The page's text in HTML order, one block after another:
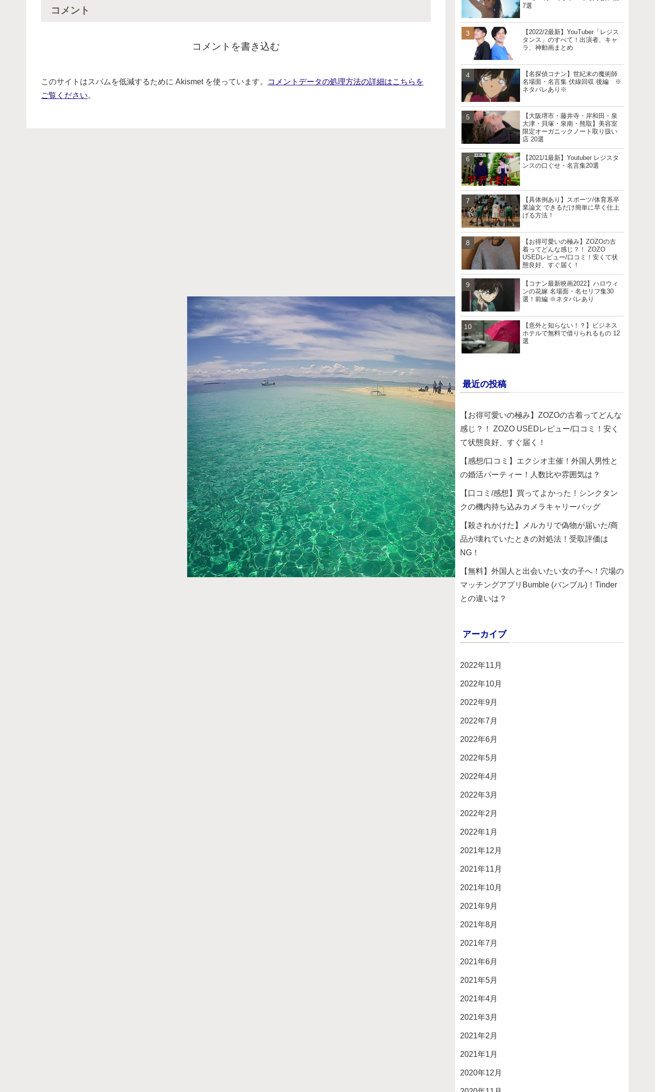
コメント
コメントを書き込む
このサイトはスパムを低減するために Akismet を使っています。
コメントデータの処理方法の詳細はこちらを
ご覧ください。
7選
【2022/2最新】YouTuber「レジス
タンス」のすべて！出演者、キャ
ラ、神動画まとめ
【名探偵コナン】世紀末の魔術師
名場面・名言集 伏線回収 後編 ※
ネタバレあり※
【大阪堺市・藤井寺・岸和田・泉
大津・貝塚・泉南・熊取】美容室
限定オーガニックノート取り扱い
店 20選
【2021/1最新】Youtuber レジスタ
ンスの口ぐせ・名言集20選
【具体例あり】スポーツ/体育系卒
業論文 できるだけ簡単に早く仕上
げる方法！
【お得可愛いの極み】ZOZOの古
着ってどんな感じ？！ ZOZO
USEDレビュー/口コミ！安くて状
態良好、すぐ届く！
【コナン最新映画2022】ハロウィ
ンの花嫁 名場面・名セリフ集30
選！前編 ※ネタバレあり
【意外と知らない！？】ビジネス
ホテルで無料で借りられるもの 12
選
最近の投稿
【お得可愛いの極み】ZOZOの古着ってどんな
感じ？！ ZOZO USEDレビュー/口コミ！安く
て状態良好、すぐ届く！
【感想/口コミ】エクシオ主催！外国人男性と
の婚活パーティー！人数比や雰囲気は？
【口コミ/感想】買ってよかった！シンクタン
クの機内持ち込みカメラキャリーバッグ
【殺されかけた】メルカリで偽物が届いた/商
品が壊れていたときの対処法！受取評価は
NG！
【無料】外国人と出会いたい女の子へ！穴場の
マッチングアプリBumble (バンブル)！Tinder
との違いは？
アーカイブ
2022年11月
2022年10月
2022年9月
2022年7月
2022年6月
2022年5月
2022年4月
2022年3月
2022年2月
2022年1月
2021年12月
2021年11月
2021年10月
2021年9月
2021年8月
2021年7月
2021年6月
2021年5月
2021年4月
2021年3月
2021年2月
2021年1月
2020年12月